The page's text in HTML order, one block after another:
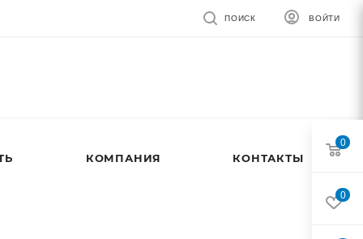
ВОЙТИ
ПОИСК
КОМПАНИЯ КОНТАКТЫ
0
0